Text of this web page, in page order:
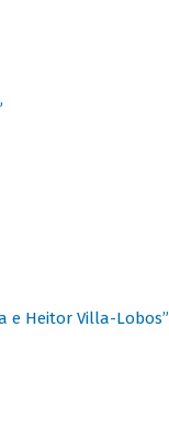
e Heitor Villa-Lobos”